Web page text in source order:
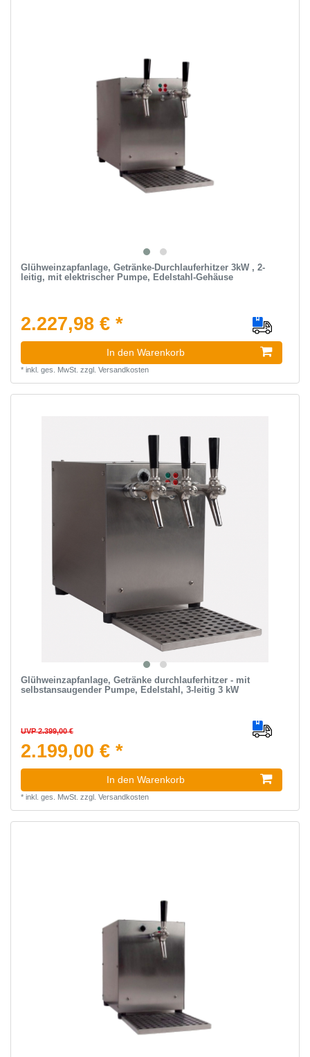
Glühweinzapfanlage, Getränke-Durchlauferhitzer 3kW , 2-
leitig, mit elektrischer Pumpe, Edelstahl-Gehäuse
2.227,98 € *
In den Warenkorb
* inkl. ges. MwSt. zzgl. Versandkosten
Glühweinzapfanlage, Getränke durchlauferhitzer - mit
selbstansaugender Pumpe, Edelstahl, 3-leitig 3 kW
UVP 2.399,00 €
2.199,00 € *
In den Warenkorb
* inkl. ges. MwSt. zzgl. Versandkosten